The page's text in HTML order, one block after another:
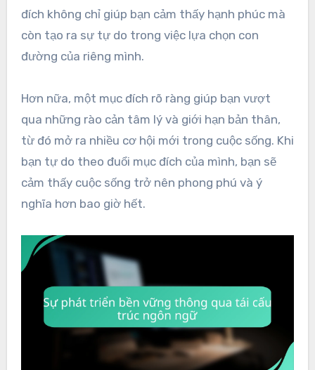
đích không chỉ giúp bạn cảm thấy hạnh phúc mà
còn tạo ra sự tự do trong việc lựa chọn con
đường của riêng mình.
Hơn nữa, một mục đích rõ ràng giúp bạn vượt
qua những rào cản tâm lý và giới hạn bản thân,
từ đó mở ra nhiều cơ hội mới trong cuộc sống. Khi
bạn tự do theo đuổi mục đích của mình, bạn sẽ
cảm thấy cuộc sống trở nên phong phú và ý
nghĩa hơn bao giờ hết.